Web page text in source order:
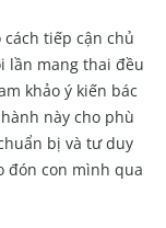
tiếp cận chủ
lần mang thai đều
khảo ý kiến bác
này cho phù
bị và tư duy
đón con mình qua